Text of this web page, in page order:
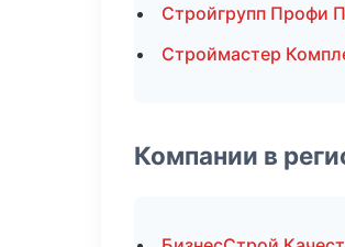
Стройгрупп Профи
Строймастер
Компании в